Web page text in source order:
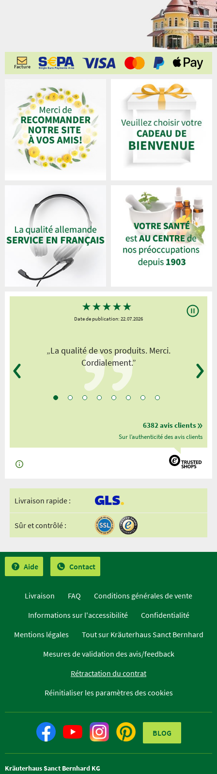
Facture
★★★★★
Date de publication: 22.07.2026
„La qualité de vos produits. Merci.
Cordialement.”
6382 avis clients
Sur l’authenticité des avis clients
Livraison rapide :
Sûr et contrôlé :
Aide Contact
Livraison FAQ
Conditions générales de vente
Informations sur l'accessibilité
Confidentialité
Mentions légales
Tout sur Kräuterhaus Sanct Bernhard
Mesures de validation des avis/feedback
Rétractation du contrat
Réinitialiser les paramètres des cookies
BLOG
Kräuterhaus Sanct Bernhard KG